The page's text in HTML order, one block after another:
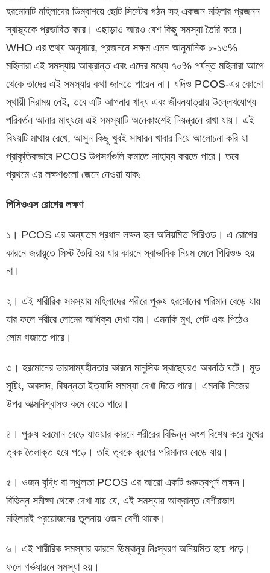
হরমোনটি মহিলাদের ডিম্বাশয়ে ছোট সিস্টের গঠন সহ একজন মহিলার প্রজনন
স্বাস্থ্যকে প্রভাবিত করে। এছাড়াও আরও বেশ কিছু সমস্যা তৈরি করে।
WHO এর তথ্য অনুসারে, প্রজননে সক্ষম এমন আনুমানিক ৮-১৩%
মহিলারা এই সমস্যায় আক্রান্ত এবং এদের মধ্যে ৭০% পর্যন্ত মহিলারা আগে
থেকে তাদের এই সমস্যার কথা জানতে পারেন না। যদিও PCOS-এর কোনো
স্থায়ী নিরাময় নেই, তবে এটি আপনার খাদ্য এবং জীবনযাত্রায় উল্লেখযোগ্য
পরিবর্তন আনার মাধ্যমে এই সমস্যাটি অনেকাংশেই নিয়ন্ত্রনে রাখা যায়। এই
বিষয়টি মাথায় রেখে, আসুন কিছু খুবই সাধারন খাবার নিয়ে আলোচনা করি যা
প্রাকৃতিকভাবে PCOS উপসর্গগুলি কমাতে সাহায্য করতে পারে। তবে
প্রথমে এর লক্ষণগুলো জেনে নেওয়া যাকঃ
পিসিওএস রোগের লক্ষণ
১। PCOS এর অন্যতম প্রধান লক্ষন হল অনিয়মিত পিরিওড। এ রোগের
কারনে জরায়ুতে সিস্ট তৈরি হয় যার কারনে স্বাভাবিক নিয়ম মেনে পিরিওড হয়
না।
২। এই শারীরিক সমস্যায় মহিলাদের শরীরে পুরুষ হরমোনের পরিমান বেড়ে যায়
যার ফলে শরীরে লোমের আধিক্য দেখা যায়। এমনকি মুখ, পেট এবং পিঠেও
লোম গজাতে পারে।
৩। হরমোনের ভারসাম্যহীনতার কারনে মানুসিক স্বাস্থ্যেরও অবনতি ঘটে। মুড
সুয়িং, অবসাদ, বিষন্নতা ইত্যাদি সমস্যা দেখা দিতে পারে। এমনকি নিজের
উপর আত্মবিশ্বাসও কমে যেতে পারে।
৪। পুরুষ হরমোন বেড়ে যাওয়ার কারনে শরীরের বিভিন্ন অংশ বিশেষ করে মুখের
ত্বক তৈলাক্ত হয়ে পড়ে। তাই ত্বকে ব্রণের পরিমানও বেড়ে যায়।
৫। ওজন বৃদ্ধি বা স্থুলতা PCOS এর আরো একটি গুরুত্বপূর্ন লক্ষন।
বিভিন্ন সমীক্ষা থেকে দেখা যায় যে, এই সমস্যায় আক্রান্ত বেশীরভাগ
মহিলারই প্রয়োজনের তুলনায় ওজন বেশী থাকে।
৬। এই শারীরিক সমস্যার কারনে ডিম্বানুর নিঃস্বরণ অনিয়মিত হয়ে পড়ে।
ফলে গর্ভধারনে সমস্যা হয়।